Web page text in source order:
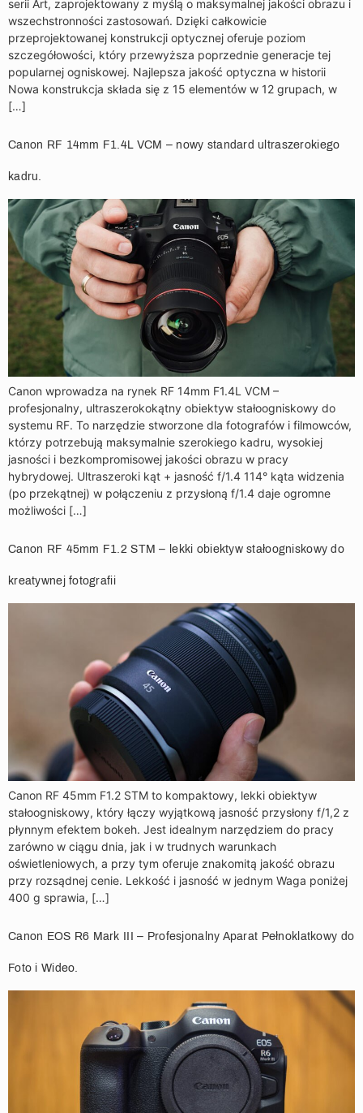
serii Art, zaprojektowany z myślą o maksymalnej jakości obrazu i
wszechstronności zastosowań. Dzięki całkowicie
przeprojektowanej konstrukcji optycznej oferuje poziom
szczegółowości, który przewyższa poprzednie generacje tej
popularnej ogniskowej. Najlepsza jakość optyczna w historii
Nowa konstrukcja składa się z 15 elementów w 12 grupach, w
[…]
Canon RF 14mm F1.4L VCM – nowy standard ultraszerokiego
kadru.
Canon wprowadza na rynek RF 14mm F1.4L VCM –
profesjonalny, ultraszerokokątny obiektyw stałoogniskowy do
systemu RF. To narzędzie stworzone dla fotografów i filmowców,
którzy potrzebują maksymalnie szerokiego kadru, wysokiej
jasności i bezkompromisowej jakości obrazu w pracy
hybrydowej. Ultraszeroki kąt + jasność f/1.4 114° kąta widzenia
(po przekątnej) w połączeniu z przysłoną f/1.4 daje ogromne
możliwości […]
Canon RF 45mm F1.2 STM – lekki obiektyw stałoogniskowy do
kreatywnej fotografii
Canon RF 45mm F1.2 STM to kompaktowy, lekki obiektyw
stałoogniskowy, który łączy wyjątkową jasność przysłony f/1,2 z
płynnym efektem bokeh. Jest idealnym narzędziem do pracy
zarówno w ciągu dnia, jak i w trudnych warunkach
oświetleniowych, a przy tym oferuje znakomitą jakość obrazu
przy rozsądnej cenie. Lekkość i jasność w jednym Waga poniżej
400 g sprawia, […]
Canon EOS R6 Mark III – Profesjonalny Aparat Pełnoklatkowy do
Foto i Wideo.